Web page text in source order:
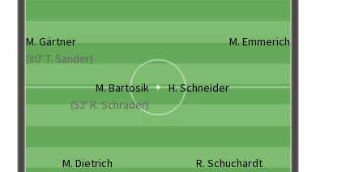
M. Gärtner
(80' T. Sander)
M. Emmerich
M. Bartosik
(52' R. Schrader)
H. Schneider
M. Dietrich
R. Schuchardt